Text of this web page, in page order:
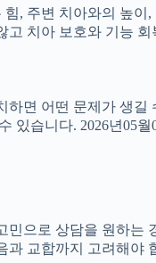
, 주변 치아와의 높이,
치아 보호와 기능 회
면 어떤 문제가 생길
있습니다. 2026년05월
으로 상담을 원하는
교합까지 고려해야